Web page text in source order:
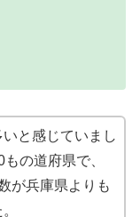
と感じていまし
の道府県で、
が兵庫県よりも